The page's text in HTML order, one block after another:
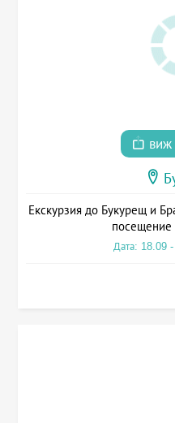
виж
Екскурзия до Букурещ и
посещение
Дата: 18.09